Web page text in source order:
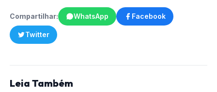
Compartilhar: WhatsApp Facebook
Twitter
Leia Também